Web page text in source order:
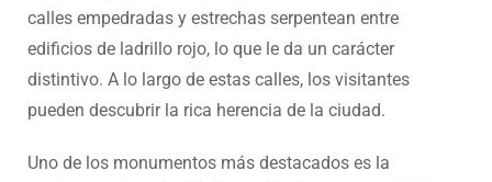
calles empedradas y estrechas serpentean entre
edificios de ladrillo rojo, lo que le da un carácter
distintivo. A lo largo de estas calles, los visitantes
pueden descubrir la rica herencia de la ciudad.
Uno de los monumentos más destacados es la